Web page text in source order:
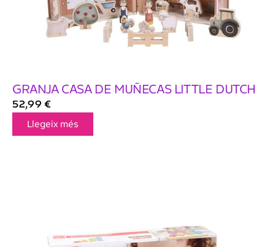
GRANJA CASA DE MUÑECAS LITTLE DUTCH
52,99 €
Llegeix més